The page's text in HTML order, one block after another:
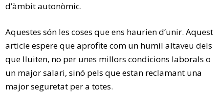
d’àmbit autonòmic.
Aquestes són les coses que ens haurien d’unir. Aquest
article espere que aprofite com un humil altaveu dels
que lluiten, no per unes millors condicions laborals o
un major salari, sinó pels que estan reclamant una
major seguretat per a totes.